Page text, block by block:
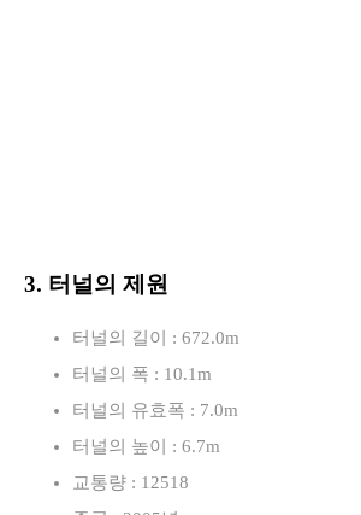
3. 터널의 제원
터널의 길이 : 672.0m
터널의 폭 : 10.1m
터널의 유효폭 : 7.0m
터널의 높이 : 6.7m
교통량 : 12518